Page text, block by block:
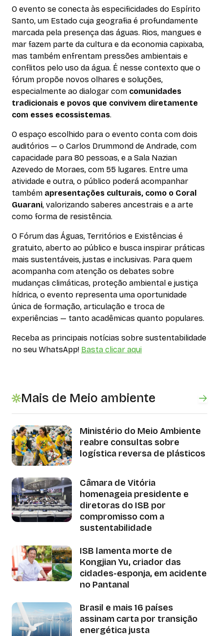
O evento se conecta às especificidades do Espírito
Santo, um Estado cuja geografia é profundamente
marcada pela presença das águas. Rios, mangues e
mar fazem parte da cultura e da economia capixaba,
mas também enfrentam pressões ambientais e
conflitos pelo uso da água. É nesse contexto que o
fórum propõe novos olhares e soluções,
especialmente ao dialogar com comunidades
tradicionais e povos que convivem diretamente
com esses ecossistemas.
O espaço escolhido para o evento conta com dois
auditórios — o Carlos Drummond de Andrade, com
capacidade para 80 pessoas, e a Sala Nazian
Azevedo de Moraes, com 55 lugares. Entre uma
atividade e outra, o público poderá acompanhar
também apresentações culturais, como o Coral
Guarani, valorizando saberes ancestrais e a arte
como forma de resistência.
O Fórum das Águas, Territórios e Existências é
gratuito, aberto ao público e busca inspirar práticas
mais sustentáveis, justas e inclusivas. Para quem
acompanha com atenção os debates sobre
mudanças climáticas, proteção ambiental e justiça
hídrica, o evento representa uma oportunidade
única de formação, articulação e troca de
experiências — tanto acadêmicas quanto populares.
Receba as principais notícias sobre sustentabilidade
no seu WhatsApp! Basta clicar aqui
Mais de Meio ambiente
Ministério do Meio Ambiente
reabre consultas sobre
logística reversa de plásticos
Câmara de Vitória
homenageia presidente e
diretoras do ISB por
compromisso com a
sustentabilidade
ISB lamenta morte de
Kongjian Yu, criador das
cidades-esponja, em acidente
no Pantanal
Brasil e mais 16 países
assinam carta por transição
energética justa